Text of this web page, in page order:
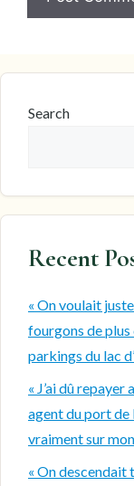
Search
Recent
« On voulait
fourgons de plus
parkings du lac
« J’ai dû
agent du port de
vraiment sur
« On descendait